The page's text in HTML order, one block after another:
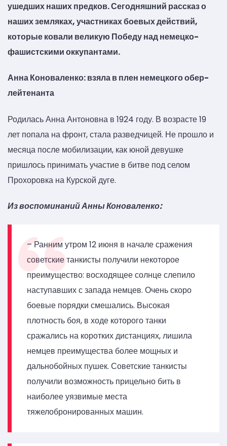
ушедших наших предков. Сегодняшний рассказ о
наших земляках, участниках боевых действий,
которые ковали великую Победу над немецко-
фашистскими оккупантами.
Анна Коноваленко: взяла в плен немецкого обер-
лейтенанта
Родилась Анна Антоновна в 1924 году. В возрасте 19
лет попала на фронт, стала разведчицей. Не прошло и
месяца после мобилизации, как юной девушке
пришлось принимать участие в битве под селом
Прохоровка на Курской дуге.
Из воспоминаний Анны Коноваленко:
– Ранним утром 12 июня в начале сражения
советские танкисты получили некоторое
преимущество: восходящее солнце слепило
наступавших с запада немцев. Очень скоро
боевые порядки смешались. Высокая
плотность боя, в ходе которого танки
сражались на коротких дистанциях, лишила
немцев преимущества более мощных и
дальнобойных пушек. Советские танкисты
получили возможность прицельно бить в
наиболее уязвимые места
тяжелобронированных машин.